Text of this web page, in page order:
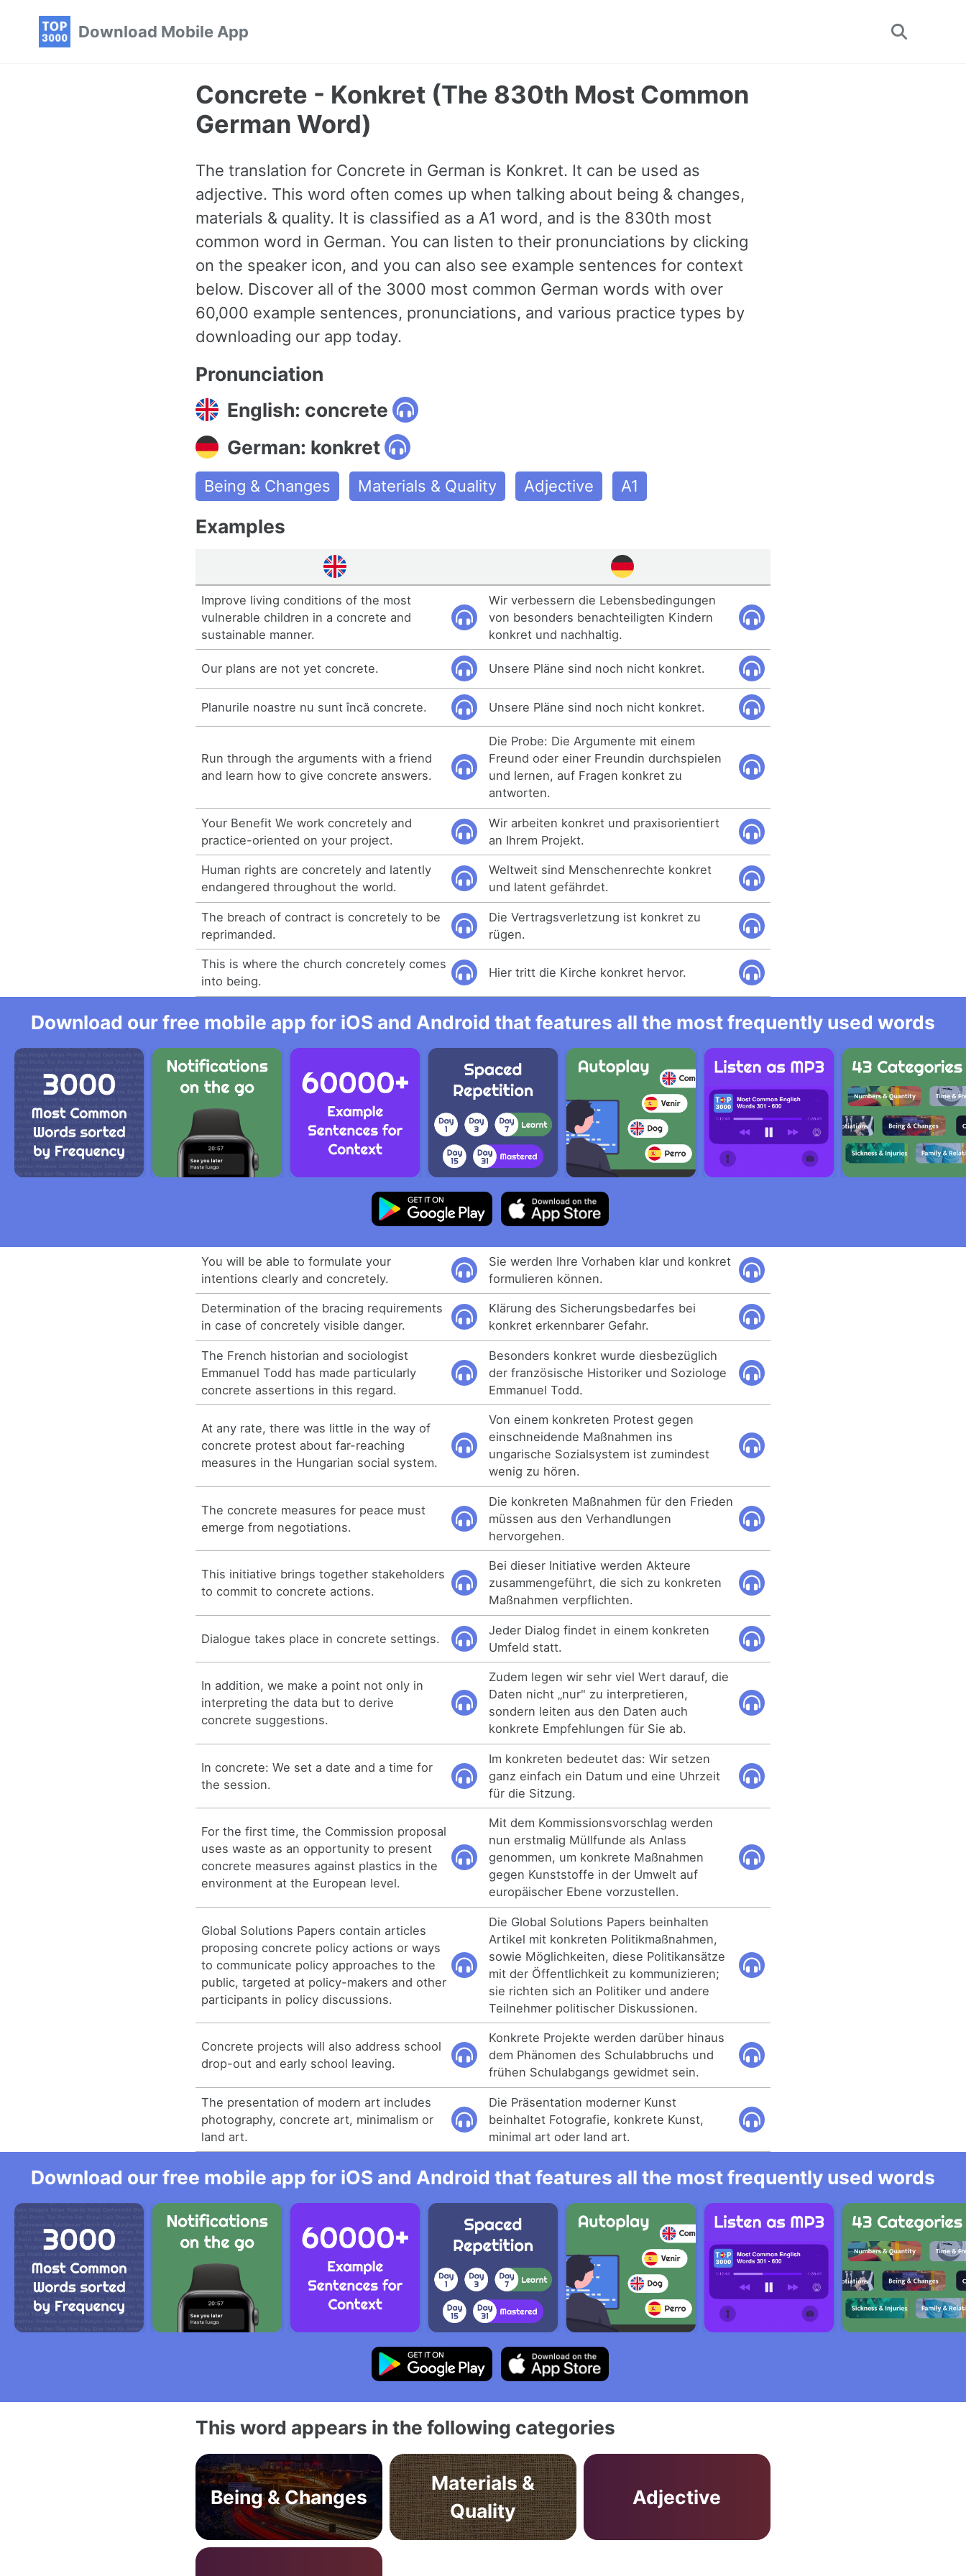
Download Mobile App
Toggle
Concrete - Konkret (The 830th Most Common
German Word)
The translation for Concrete in German is Konkret. It can be used as
adjective. This word often comes up when talking about being & changes,
materials & quality. It is classified as a A1 word, and is the 830th most
common word in German. You can listen to their pronunciations by clicking
on the speaker icon, and you can also see example sentences for context
below. Discover all of the 3000 most common German words with over
60,000 example sentences, pronunciations, and various practice types by
downloading our app today.
Pronunciation
English: concrete
German: konkret
Being & Changes Materials & Quality Adjective A1
Examples
Improve living conditions of the most
vulnerable children in a concrete and
sustainable manner.
Wir verbessern die Lebensbedingungen
von besonders benachteiligten Kindern
konkret und nachhaltig.
Our plans are not yet concrete. Unsere Pläne sind noch nicht konkret.
Planurile noastre nu sunt încă concrete. Unsere Pläne sind noch nicht konkret.
Run through the arguments with a friend
and learn how to give concrete answers.
Die Probe: Die Argumente mit einem
Freund oder einer Freundin durchspielen
und lernen, auf Fragen konkret zu
antworten.
Your Benefit We work concretely and
practice-oriented on your project.
Wir arbeiten konkret und praxisorientiert
an Ihrem Projekt.
Human rights are concretely and latently
endangered throughout the world.
Weltweit sind Menschenrechte konkret
und latent gefährdet.
The breach of contract is concretely to be
reprimanded.
Die Vertragsverletzung ist konkret zu
rügen.
This is where the church concretely comes
into being.
Hier tritt die Kirche konkret hervor.
Download our free mobile app for iOS and Android that features all the most frequently used words
You will be able to formulate your
intentions clearly and concretely.
Sie werden Ihre Vorhaben klar und konkret
formulieren können.
Determination of the bracing requirements
in case of concretely visible danger.
Klärung des Sicherungsbedarfes bei
konkret erkennbarer Gefahr.
The French historian and sociologist
Emmanuel Todd has made particularly
concrete assertions in this regard.
Besonders konkret wurde diesbezüglich
der französische Historiker und Soziologe
Emmanuel Todd.
At any rate, there was little in the way of
concrete protest about far-reaching
measures in the Hungarian social system.
Von einem konkreten Protest gegen
einschneidende Maßnahmen ins
ungarische Sozialsystem ist zumindest
wenig zu hören.
The concrete measures for peace must
emerge from negotiations.
Die konkreten Maßnahmen für den Frieden
müssen aus den Verhandlungen
hervorgehen.
This initiative brings together stakeholders
to commit to concrete actions.
Bei dieser Initiative werden Akteure
zusammengeführt, die sich zu konkreten
Maßnahmen verpflichten.
Dialogue takes place in concrete settings.
Jeder Dialog findet in einem konkreten
Umfeld statt.
In addition, we make a point not only in
interpreting the data but to derive
concrete suggestions.
Zudem legen wir sehr viel Wert darauf, die
Daten nicht „nur" zu interpretieren,
sondern leiten aus den Daten auch
konkrete Empfehlungen für Sie ab.
In concrete: We set a date and a time for
the session.
Im konkreten bedeutet das: Wir setzen
ganz einfach ein Datum und eine Uhrzeit
für die Sitzung.
For the first time, the Commission proposal
uses waste as an opportunity to present
concrete measures against plastics in the
environment at the European level.
Mit dem Kommissionsvorschlag werden
nun erstmalig Müllfunde als Anlass
genommen, um konkrete Maßnahmen
gegen Kunststoffe in der Umwelt auf
europäischer Ebene vorzustellen.
Global Solutions Papers contain articles
proposing concrete policy actions or ways
to communicate policy approaches to the
public, targeted at policy-makers and other
participants in policy discussions.
Die Global Solutions Papers beinhalten
Artikel mit konkreten Politikmaßnahmen,
sowie Möglichkeiten, diese Politikansätze
mit der Öffentlichkeit zu kommunizieren;
sie richten sich an Politiker und andere
Teilnehmer politischer Diskussionen.
Concrete projects will also address school
drop-out and early school leaving.
Konkrete Projekte werden darüber hinaus
dem Phänomen des Schulabbruchs und
frühen Schulabgangs gewidmet sein.
The presentation of modern art includes
photography, concrete art, minimalism or
land art.
Die Präsentation moderner Kunst
beinhaltet Fotografie, konkrete Kunst,
minimal art oder land art.
Download our free mobile app for iOS and Android that features all the most frequently used words
This word appears in the following categories
Being & Changes
Materials &
Quality
Adjective